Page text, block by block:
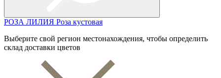
РОЗА ЛИЛИЯ Роза кустовая
Выберите свой регион местонахождения, чтобы определить
склад доставки цветов